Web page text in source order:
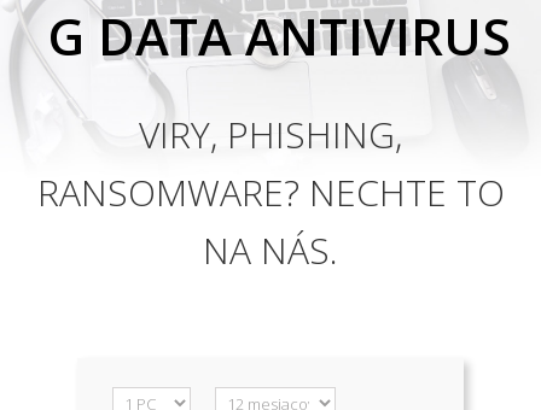
G DATA ANTIVIRUS
VIRY, PHISHING,
RANSOMWARE? NECHTE TO
NA NÁS.